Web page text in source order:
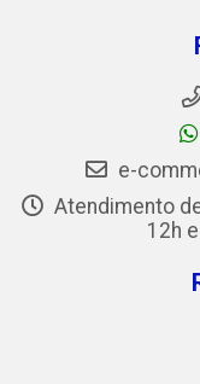
e-
Atendimento
12h